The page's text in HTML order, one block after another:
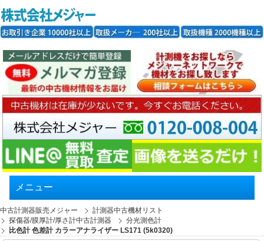
メニュー
中古計測器販売メジャー
計測器中古機材リスト
探傷器/膜厚計/厚さ計中古計測器
分光測色計
比色計 色差計 カラーアナライザー LS171 (5k0320)